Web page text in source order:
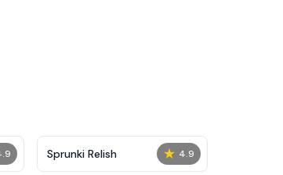
★ 4.9
Sprunki Relish